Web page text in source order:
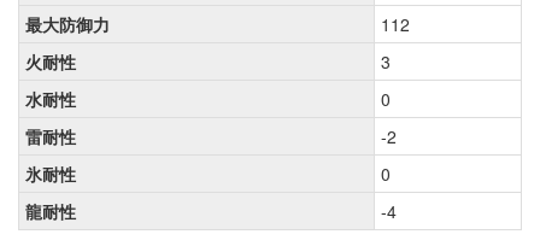
最大防御力
112
火耐性
3
水耐性
0
雷耐性
-2
氷耐性
0
龍耐性
-4